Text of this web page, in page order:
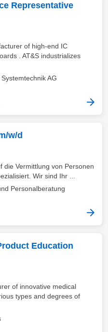
Representative
of high-end IC
. AT&S industrializes
AG
w/d
die Vermittlung von Personen
Wir sind Ihr ...
Personalberatung
Education
of innovative medical
types and degrees of